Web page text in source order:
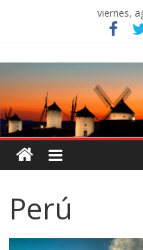
viernes,
Perú